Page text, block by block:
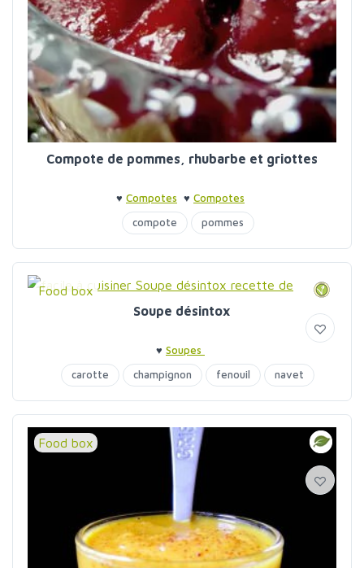
Compote de pommes, rhubarbe et griottes
♥ Compotes ♥ Compotes
compote
pommes
Food box
Soupe désintox
♥ Soupes
carotte
champignon fenouil navet
soupes
Food box